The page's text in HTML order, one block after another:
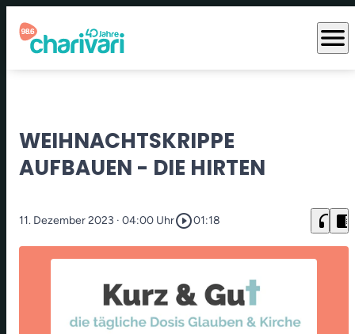
menu
WEIHNACHTSKRIPPE
AUFBAUEN - DIE HIRTEN
11. Dezember 2023 · 04:00 Uhrplay_circle_outline01:18 headphones chrome_reader_mode